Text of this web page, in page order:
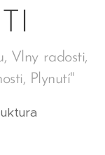
Vlny radosti,
Plynutí"